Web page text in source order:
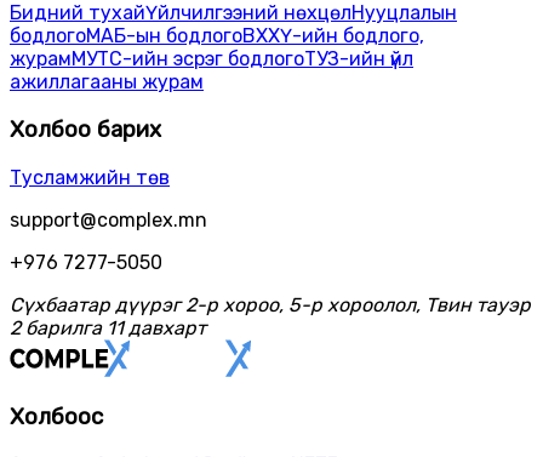
Бидний тухайҮйлчилгээний нөхцөлНууцлалын
бодлогоМАБ-ын бодлогоВХХҮ-ийн бодлого,
журамМУТС-ийн эсрэг бодлогоТУЗ-ийн үйл
ажиллагааны журам
Холбоо барих
Тусламжийн төв
support@complex.mn
+976 7277-5050
Сүхбаатар дүүрэг 2-р хороо, 5-р хороолол, Твин тауэр
2 барилга 11 давхарт
Холбоос